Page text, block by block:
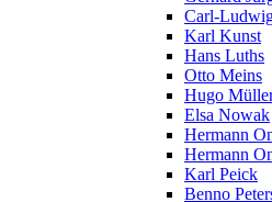
Carl-
Karl Kunst
Hans Luths
Otto Meins
Hugo
Elsa Nowak
Hermann
Hermann
Karl Peick
Benno